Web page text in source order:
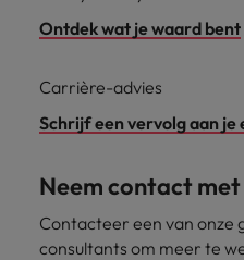
Ontdek wat je waard bent
Carrière-advies
Schrijf een vervolg aan je
Neem contact met
Contacteer een van onze
consultants om meer te